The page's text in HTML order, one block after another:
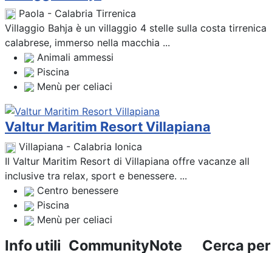
Paola - Calabria Tirrenica
Villaggio Bahja è un villaggio 4 stelle sulla costa tirrenica
calabrese, immerso nella macchia ...
Animali ammessi
Piscina
Menù per celiaci
Valtur Maritim Resort Villapiana
Villapiana - Calabria Ionica
Il Valtur Maritim Resort di Villapiana offre vacanze all
inclusive tra relax, sport e benessere. ...
Centro benessere
Piscina
Menù per celiaci
Info utili CommunityNote Cerca per